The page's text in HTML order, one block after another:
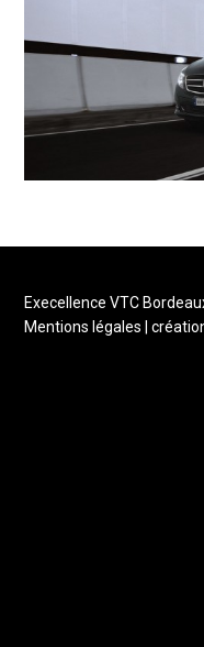
Execellence VTC
Mentions légales |